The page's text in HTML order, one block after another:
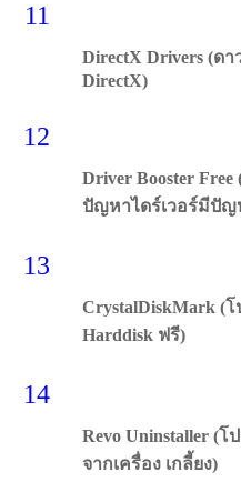
11
DirectX Drivers (ด
DirectX)
12
Driver Booster
ปัญหาไดร์เวอร์มีปัญ
13
CrystalDiskMark (
Harddisk ฟรี)
14
Revo Uninstaller (
จากเครื่อง เกลี้ยง)